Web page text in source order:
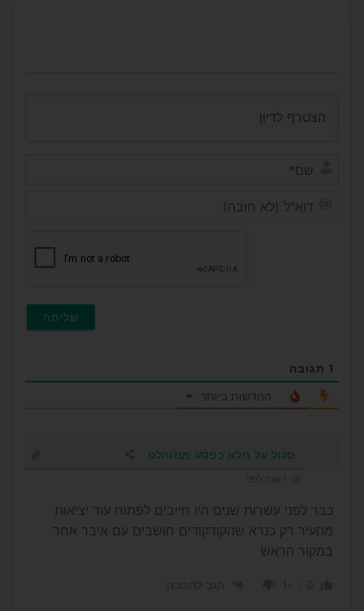
תגובה
החדשות ביותר
סגול על מלא כפסע ממוחלט
כבר לפני עשרות שנים היו חייבים לפתוח עוד יציאות
מהעיר רק כנרא שהקודקודים חושבים עם איבר אחר
במקור הראש